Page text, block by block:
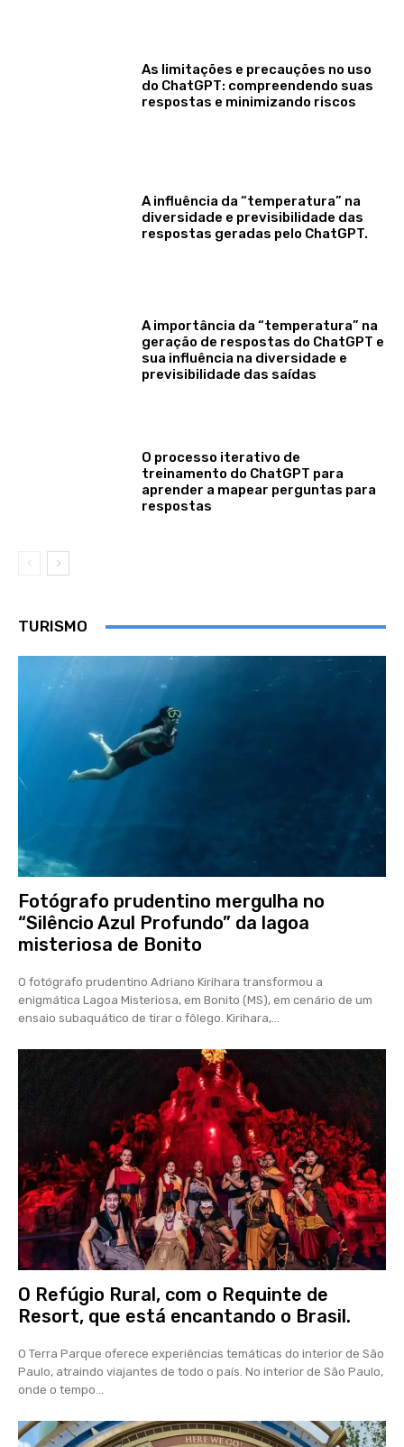
As limitações e precauções no uso
do ChatGPT: compreendendo suas
respostas e minimizando riscos
A influência da “temperatura” na
diversidade e previsibilidade das
respostas geradas pelo ChatGPT.
A importância da “temperatura” na
geração de respostas do ChatGPT e
sua influência na diversidade e
previsibilidade das saídas
O processo iterativo de
treinamento do ChatGPT para
aprender a mapear perguntas para
respostas
TURISMO
Fotógrafo prudentino mergulha no
“Silêncio Azul Profundo” da lagoa
misteriosa de Bonito
O fotógrafo prudentino Adriano Kirihara transformou a
enigmática Lagoa Misteriosa, em Bonito (MS), em cenário de um
ensaio subaquático de tirar o fôlego. Kirihara,...
O Refúgio Rural, com o Requinte de
Resort, que está encantando o Brasil.
O Terra Parque oferece experiências temáticas do interior de São
Paulo, atraindo viajantes de todo o país. No interior de São Paulo,
onde o tempo...